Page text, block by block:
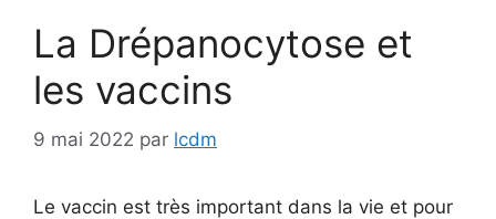
La Drépanocytose et
les vaccins
9 mai 2022 par lcdm
Le vaccin est très important dans la vie et pour